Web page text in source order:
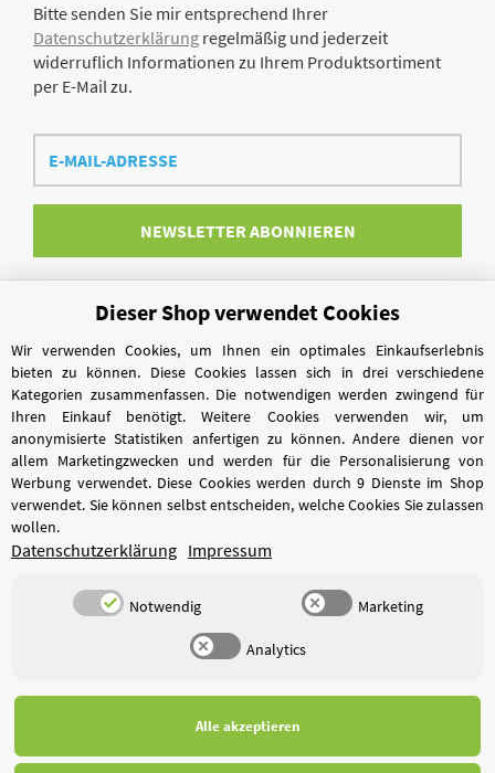
Bitte senden Sie mir entsprechend Ihrer
Datenschutzerklärung regelmäßig und jederzeit
widerruflich Informationen zu Ihrem Produktsortiment
per E-Mail zu.
E-
Mail-
Adresse
NEWSLETTERABONNIEREN
Vertrag widerrufen
Dieser Shop verwendet Cookies
Wir verwenden Cookies, um Ihnen ein optimales Einkaufserlebnis
bieten zu können. Diese Cookies lassen sich in drei verschiedene
Kategorien zusammenfassen. Die notwendigen werden zwingend für
Ihren Einkauf benötigt. Weitere Cookies verwenden wir, um
anonymisierte Statistiken anfertigen zu können. Andere dienen vor
allem Marketingzwecken und werden für die Personalisierung von
Werbung verwendet. Diese Cookies werden durch 9 Dienste im Shop
verwendet. Sie können selbst entscheiden, welche Cookies Sie zulassen
wollen.
Datenschutzerklärung Impressum
Notwendig Marketing
Analytics
Alle akzeptieren